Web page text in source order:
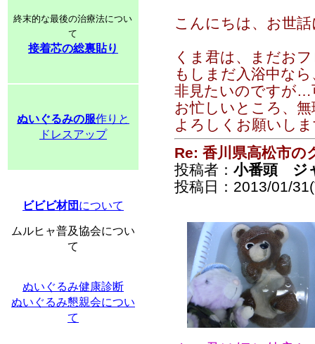
終末的な最後の治療法につい
て
接着芯の総裏貼り
ぬいぐるみの服作りと
ドレスアップ
ビビビ材団 について
ムルヒャ普及協会につい
て
ぬいぐるみ健康診断
ぬいぐるみ懇親会につい
て
こんにちは、お世
くま君は、まだお
もしまだ入浴中な
非見たいのですが…
お忙しいところ、
よろしくお願いし
Re: 香川県高松市の
投稿者： 小番頭 ジ
投稿日：2013/01/